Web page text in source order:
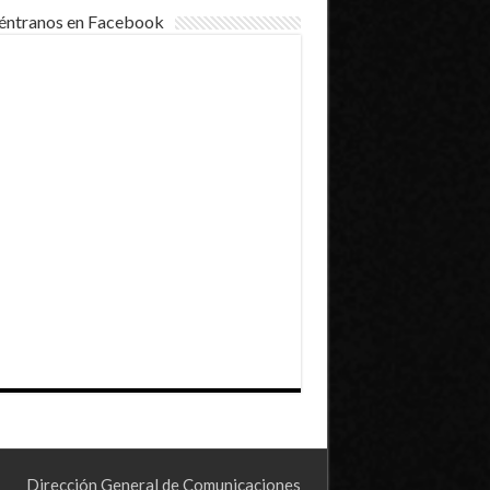
en Facebook
Dirección General de Comunicaciones